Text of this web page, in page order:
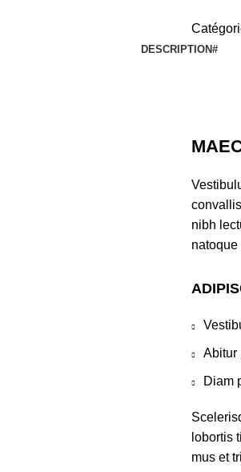
DESCRIPTION#
nibh
natoque
Abitur
Diam
lobortis
mus et